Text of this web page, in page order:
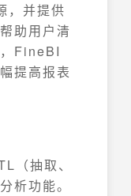
，并提供
助用户清
FineBI
提高报表
（抽取、
析功能。